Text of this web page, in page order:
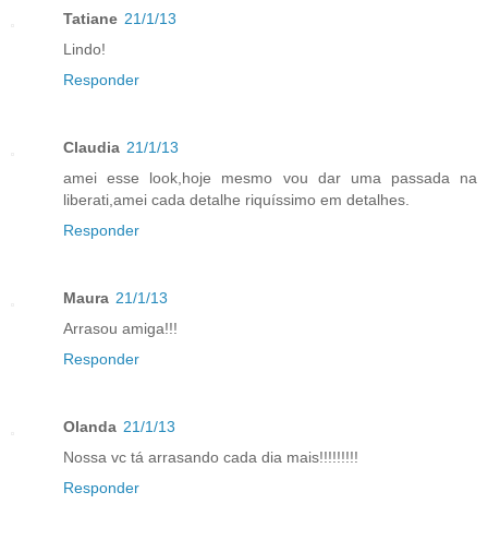
Tatiane 21/1/13
Lindo!
Responder
Claudia 21/1/13
amei esse look,hoje mesmo vou dar uma passada na
liberati,amei cada detalhe riquíssimo em detalhes.
Responder
Maura 21/1/13
Arrasou amiga!!!
Responder
Olanda 21/1/13
Nossa vc tá arrasando cada dia mais!!!!!!!!!
Responder